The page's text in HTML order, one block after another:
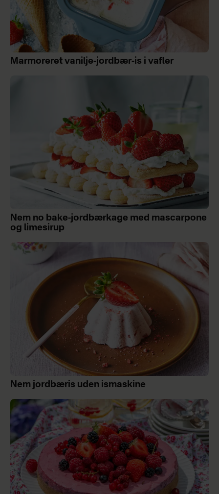
Marmoreret vanilje-jordbær-is i vafler
Nem no bake-jordbærkage med mascarpone
og limesirup
Nem jordbæris uden ismaskine